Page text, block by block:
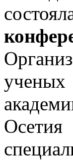
ученых